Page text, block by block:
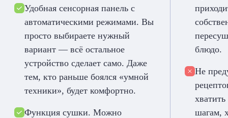
Удобная сенсорная панель с
автоматическими режимами. Вы
просто выбираете нужный
вариант — всё остальное
устройство сделает само. Даже
тем, кто раньше боялся «умной
техники», будет комфортно.
Функция сушки. Можно
блюдо.
Не
шагам,